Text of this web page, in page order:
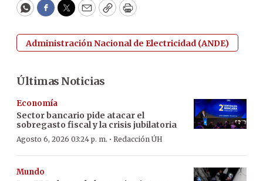
WhatsApp
Facebook
Twitter
EmailCopyPrint
Administración Nacional de Electricidad (ANDE)
Últimas Noticias
Economía
Sector bancario pide atacar el
sobregasto fiscal y la crisis jubilatoria
Agosto 6, 2026 03:24 p. m. · Redacción ÚH
Mundo